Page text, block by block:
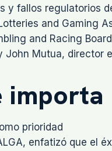
y fallos regulatorios
and Gaming
and Racing
John Mutua, director
importa
prioridad
enfatizó que el